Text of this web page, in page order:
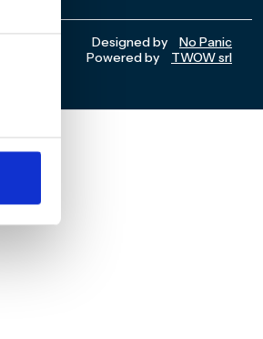
Designed by
No Panic
Powered by
TWOW srl